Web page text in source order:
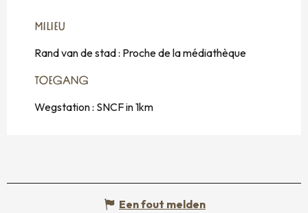
MILIEU
MILIEU
Rand van de stad : Proche de la médiathèque
TOEGANG
TOEGANG
Wegstation : SNCF in 1km
Een fout melden